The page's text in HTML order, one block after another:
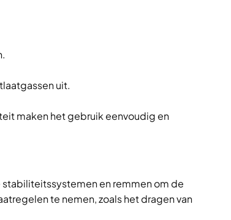
uit.
maken het gebruik eenvoudig en
en remmen om de
te nemen, zoals het dragen van